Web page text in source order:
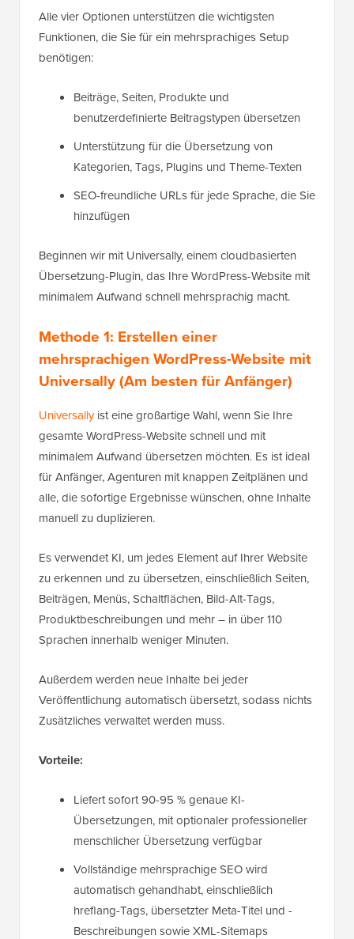
Alle vier Optionen unterstützen die wichtigsten
Funktionen, die Sie für ein mehrsprachiges Setup
benötigen:
Beiträge, Seiten, Produkte und
benutzerdefinierte Beitragstypen übersetzen
Unterstützung für die Übersetzung von
Kategorien, Tags, Plugins und Theme-Texten
SEO-freundliche URLs für jede Sprache, die Sie
hinzufügen
Beginnen wir mit Universally, einem cloudbasierten
Übersetzung-Plugin, das Ihre WordPress-Website mit
minimalem Aufwand schnell mehrsprachig macht.
Methode 1: Erstellen einer
mehrsprachigen WordPress-Website mit
Universally (Am besten für Anfänger)
Universallyist eine großartige Wahl, wenn Sie Ihre
gesamte WordPress-Website schnell und mit
minimalem Aufwand übersetzen möchten. Es ist ideal
für Anfänger, Agenturen mit knappen Zeitplänen und
alle, die sofortige Ergebnisse wünschen, ohne Inhalte
manuell zu duplizieren.
Es verwendet KI, um jedes Element auf Ihrer Website
zu erkennen und zu übersetzen, einschließlich Seiten,
Beiträgen, Menüs, Schaltflächen, Bild-Alt-Tags,
Produktbeschreibungen und mehr – in über 110
Sprachen innerhalb weniger Minuten.
Außerdem werden neue Inhalte bei jeder
Veröffentlichung automatisch übersetzt, sodass nichts
Zusätzliches verwaltet werden muss.
Vorteile:
Liefert sofort 90-95 % genaue KI-
Übersetzungen, mit optionaler professioneller
menschlicher Übersetzung verfügbar
Vollständige mehrsprachige SEO wird
automatisch gehandhabt, einschließlich
hreflang-Tags, übersetzter Meta-Titel und -
Beschreibungen sowie XML-Sitemaps